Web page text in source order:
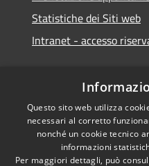
Statistiche dei Siti web
Intranet - accesso
Amministrazione
Privacy policy
Questo sito web utilizza
necessari al corretto
nonché un cookie tecnico
informazioni
Per maggiori dettagli, può